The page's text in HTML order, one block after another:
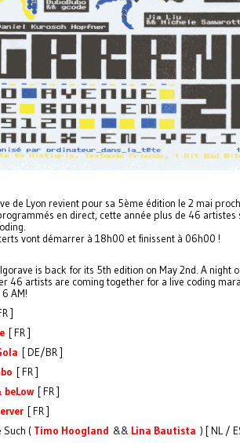
de Lyon revient pour sa 5ème édition le 2 mai
en direct, cette année plus de 46
vont démarrer à 18h00 et finissent à 06h00 !
is back for its 5th edition on May 2nd. A night
46 artists are coming together for a live coding
AM!
]
[ FR ]
[ DE/BR ]
[ FR ]
beLow[ FR ]
[ FR ]
Such ( Timo Hoogland && Lina Bautista ) [ NL /